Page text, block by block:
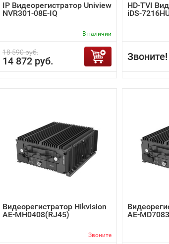
IP Видеорегистратор Uniview
NVR301-08E-IQ
В наличии
18 590 руб.
14 872 руб.
HD-TVI
iDS-
Звоните!
Видеорегистратор Hikvision
AE-MH0408(RJ45)
Звоните
AE-